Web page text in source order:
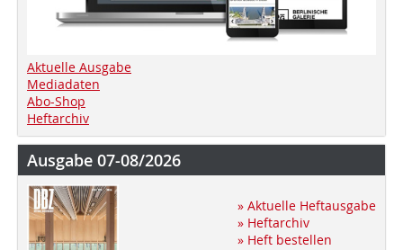
Aktuelle Ausgabe
Mediadaten
Abo-Shop
Heftarchiv
Ausgabe 07-08/2026
» Aktuelle Heftausgabe
» Heftarchiv
» Heft bestellen